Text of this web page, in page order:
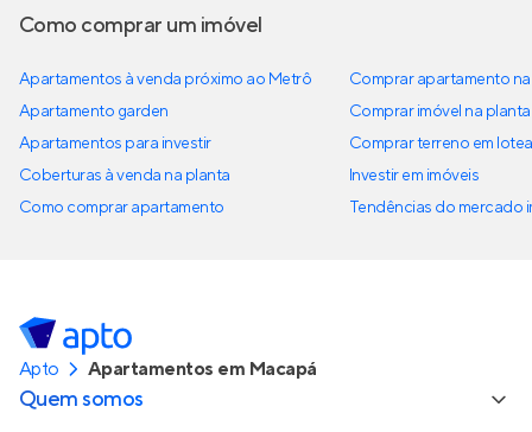
Como comprar um imóvel
Apartamentos à venda próximo ao Metrô
Apartamento garden
Apartamentos para investir
Coberturas à venda na planta
Como comprar apartamento
Comprar apartamento
Comprar imóvel na planta
Comprar terreno em
Investir em imóveis
Tendências do mercado
Apto Apartamentos em Macapá
Quem somos